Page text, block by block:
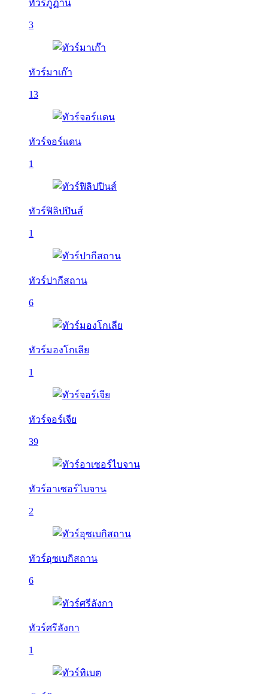
ทัวร์ภูฏาน
3
ทัวร์มาเก๊า
13
ทัวร์จอร์แดน
1
ทัวร์ฟิลิปปินส์
1
ทัวร์ปากีสถาน
6
ทัวร์มองโกเลีย
1
ทัวร์จอร์เจีย
39
ทัวร์อาเซอร์ไบจาน
2
ทัวร์อุซเบกิสถาน
6
ทัวร์ศรีลังกา
1